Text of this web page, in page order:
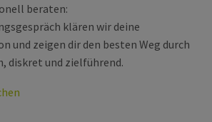
beraten:
klären wir deine
und zeigen dir den besten Weg durch
diskret und zielführend.